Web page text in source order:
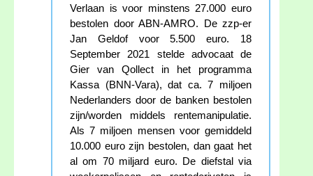
Verlaan is voor minstens 27.000 euro
bestolen door ABN-AMRO. De zzp-er
Jan Geldof voor 5.500 euro. 18
September 2021 stelde advocaat de
Gier van Qollect in het programma
Kassa (BNN-Vara), dat ca. 7 miljoen
Nederlanders door de banken bestolen
zijn/worden middels rentemanipulatie.
Als 7 miljoen mensen voor gemiddeld
10.000 euro zijn bestolen, dan gaat het
al om 70 miljard euro. De diefstal via